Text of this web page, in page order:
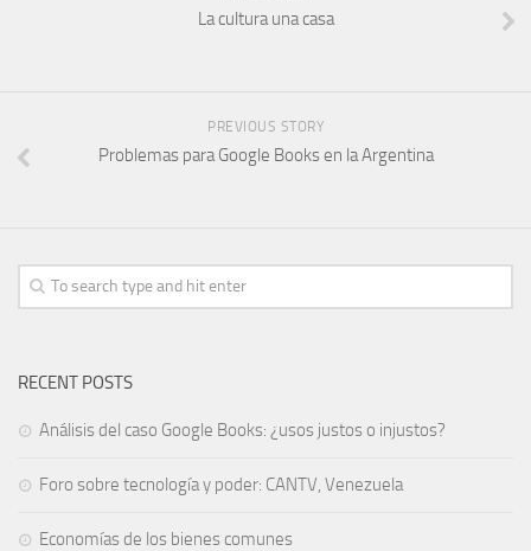
La cultura una casa
PREVIOUS STORY
Problemas para Google Books en la Argentina
RECENT POSTS
Análisis del caso Google Books: ¿usos justos o injustos?
Foro sobre tecnología y poder: CANTV, Venezuela
Economías de los bienes comunes